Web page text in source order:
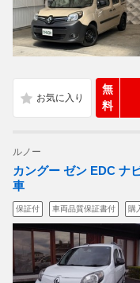
無
料
ルノー
カングー ゼン EDC ナ
車
保証付 車両品質保証書付 購